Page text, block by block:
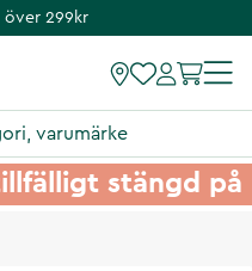
över 299kr
stängd